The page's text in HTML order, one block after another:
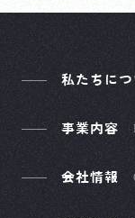
私たちにつ
事業内容
会社情報